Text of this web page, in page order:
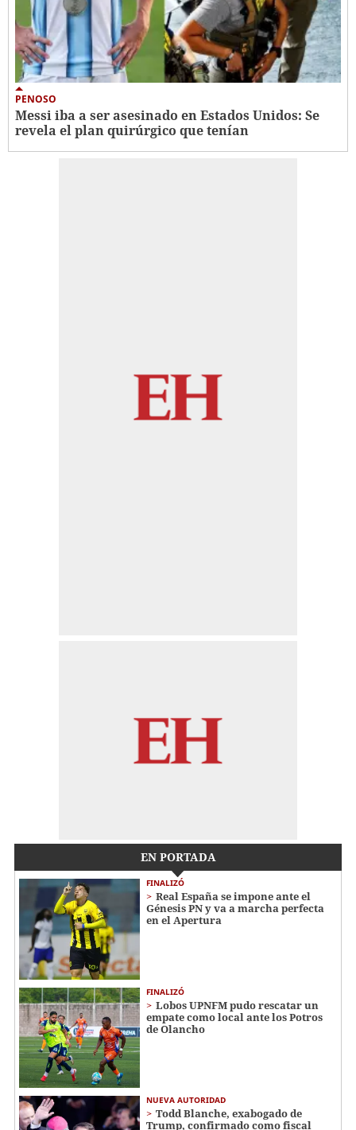
PENOSO
Messi iba a ser asesinado en Estados Unidos: Se
revela el plan quirúrgico que tenían
EN PORTADA
FINALIZÓ
Real España se impone ante el
Génesis PN y va a marcha perfecta
en el Apertura
FINALIZÓ
Lobos UPNFM pudo rescatar un
empate como local ante los Potros
de Olancho
NUEVA AUTORIDAD
Todd Blanche, exabogado de
Trump, confirmado como fiscal